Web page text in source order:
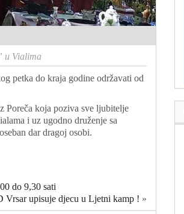
u Vialima
petka do kraja godine održavati od
Poreča koja poziva sve ljubitelje
i uz ugodno druženje sa
dar dragoj osobi.
do 9,30 sati
Vrsar upisuje djecu u Ljetni kamp ! »